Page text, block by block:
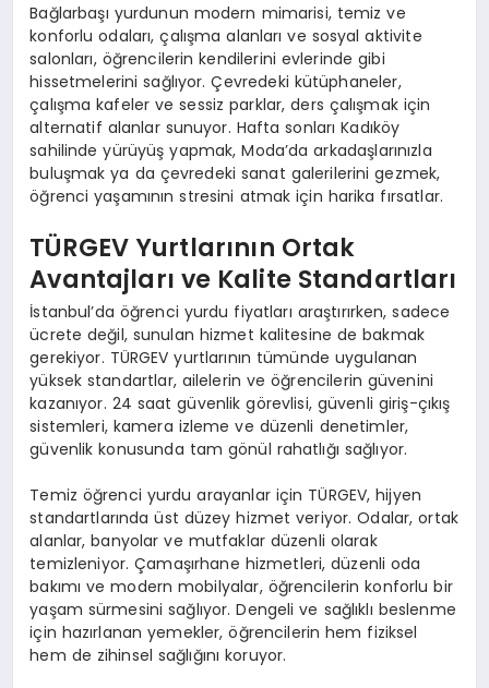
Bağlarbaşı yurdunun modern mimarisi, temiz ve
konforlu odaları, çalışma alanları ve sosyal aktivite
salonları, öğrencilerin kendilerini evlerinde gibi
hissetmelerini sağlıyor. Çevredeki kütüphaneler,
çalışma kafeler ve sessiz parklar, ders çalışmak için
alternatif alanlar sunuyor. Hafta sonları Kadıköy
sahilinde yürüyüş yapmak, Moda’da arkadaşlarınızla
buluşmak ya da çevredeki sanat galerilerini gezmek,
öğrenci yaşamının stresini atmak için harika fırsatlar.
TÜRGEV Yurtlarının Ortak
Avantajları ve Kalite Standartları
İstanbul’da öğrenci yurdu fiyatları araştırırken, sadece
ücrete değil, sunulan hizmet kalitesine de bakmak
gerekiyor. TÜRGEV yurtlarının tümünde uygulanan
yüksek standartlar, ailelerin ve öğrencilerin güvenini
kazanıyor. 24 saat güvenlik görevlisi, güvenli giriş-çıkış
sistemleri, kamera izleme ve düzenli denetimler,
güvenlik konusunda tam gönül rahatlığı sağlıyor.
Temiz öğrenci yurdu arayanlar için TÜRGEV, hijyen
standartlarında üst düzey hizmet veriyor. Odalar, ortak
alanlar, banyolar ve mutfaklar düzenli olarak
temizleniyor. Çamaşırhane hizmetleri, düzenli oda
bakımı ve modern mobilyalar, öğrencilerin konforlu bir
yaşam sürmesini sağlıyor. Dengeli ve sağlıklı beslenme
için hazırlanan yemekler, öğrencilerin hem fiziksel
hem de zihinsel sağlığını koruyor.